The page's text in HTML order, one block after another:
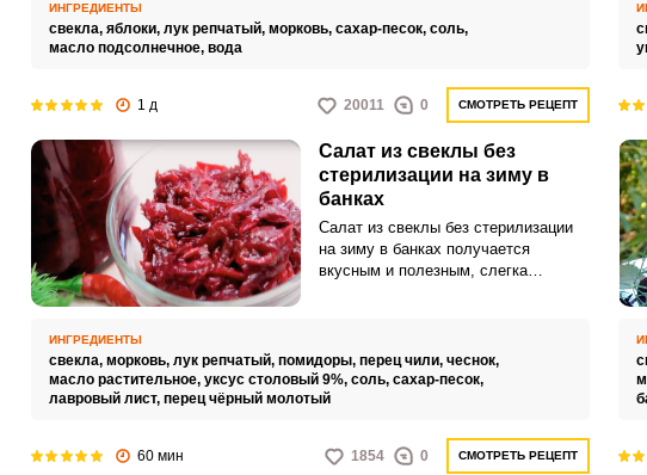
ИНГРЕДИЕНТЫ
свекла, яблоки, лук репчатый, морковь, сахар-песок, соль,
масло подсолнечное, вода
1 д 20011 0 СМОТРЕТЬ РЕЦЕПТ
Салат из свеклы без
стерилизации на зиму в
банках
Салат из свеклы без стерилизации
на зиму в банках получается
вкусным и полезным, слегка
борща, подавать к кашам,
картофелю, мясу и другим блюдам.
ИНГРЕДИЕНТЫ
свекла, морковь, лук репчатый, помидоры, перец чили, чеснок,
масло растительное, уксус столовый 9%, соль, сахар-песок,
лавровый лист, перец чёрный молотый
60 мин 1854 0 СМОТРЕТЬ РЕЦЕПТ